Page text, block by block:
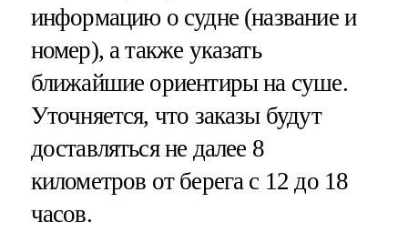
информацию о судне (название и
номер), а также указать
ближайшие ориентиры на суше.
Уточняется, что заказы будут
доставляться не далее 8
километров от берега с 12 до 18
часов.